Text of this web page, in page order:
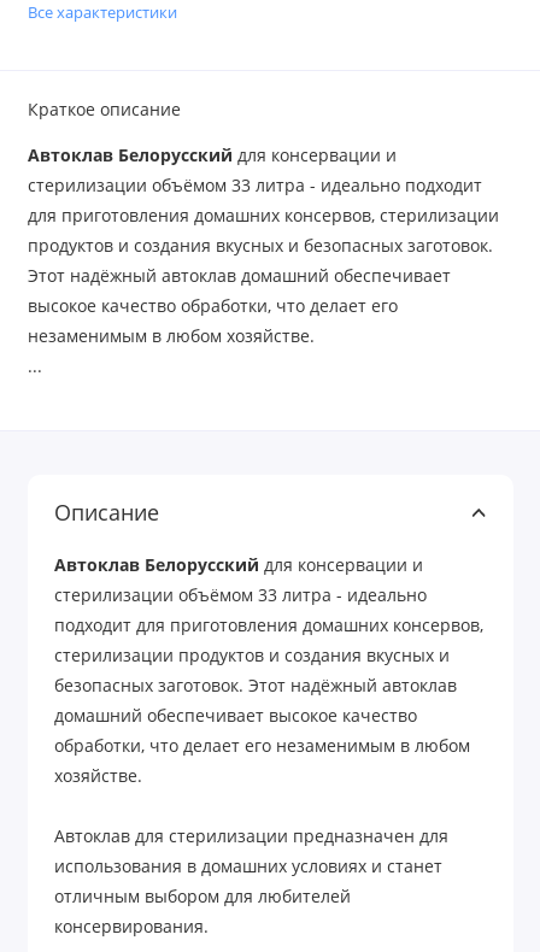
Все характеристики
Краткое описание
Автоклав Белорусский для консервации и
стерилизации объёмом 33 литра - идеально подходит
для приготовления домашних консервов, стерилизации
продуктов и создания вкусных и безопасных заготовок.
Этот надёжный автоклав домашний обеспечивает
высокое качество обработки, что делает его
незаменимым в любом хозяйстве.
...
Описание
Автоклав Белорусский для консервации и
стерилизации объёмом 33 литра - идеально
подходит для приготовления домашних консервов,
стерилизации продуктов и создания вкусных и
безопасных заготовок. Этот надёжный автоклав
домашний обеспечивает высокое качество
обработки, что делает его незаменимым в любом
хозяйстве.
Автоклав для стерилизации предназначен для
использования в домашних условиях и станет
отличным выбором для любителей
консервирования.